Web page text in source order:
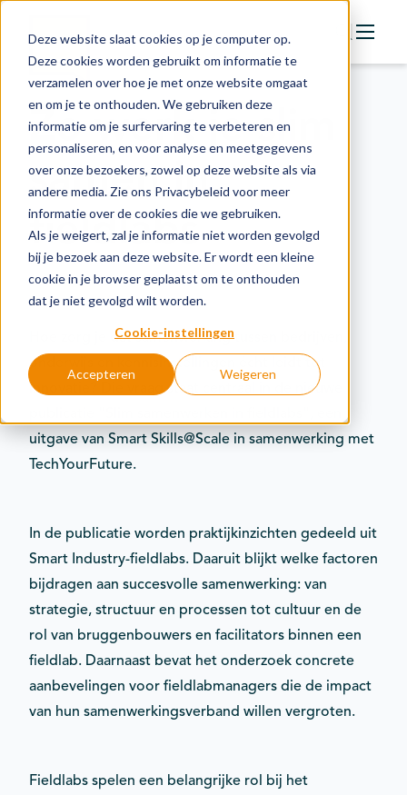
Deze website slaat cookies op je computer op.
Deze cookies worden gebruikt om informatie te
verzamelen over hoe je met onze website omgaat
en om je te onthouden. We gebruiken deze
informatie om je surfervaring te verbeteren en
personaliseren, en voor analyse en meetgegevens
over onze bezoekers, zowel op deze website als via
andere media. Zie ons Privacybeleid voor meer
informatie over de cookies die we gebruiken.
Als je weigert, zal je informatie niet worden gevolgd
bij je bezoek aan deze website. Er wordt een kleine
cookie in je browser geplaatst om te onthouden
dat je niet gevolgd wilt worden.
Cookie-instellingen
Accepteren Weigeren
Actie
Doelstellingen
Groeipaden
Actuele onderwerpen
Financiering
Nieuws
In de regio
Over organisatie
Contact
Kalender
Zo werk je slim
samen in
fieldlabs
Hoe zorg je dat samenwerking tussen bedrijven,
onderwijs en kennisinstellingen écht leidt tot
innovatie? Die vraag staat centraal in de nieuwe
uitgave van Smart Skills@Scale in samenwerking met
TechYourFuture.
In de publicatie worden praktijkinzichten gedeeld uit
Smart Industry-fieldlabs. Daaruit blijkt welke factoren
bijdragen aan succesvolle samenwerking: van
strategie, structuur en processen tot cultuur en de
rol van bruggenbouwers en facilitators binnen een
fieldlab. Daarnaast bevat het onderzoek concrete
aanbevelingen voor fieldlabmanagers die de impact
van hun samenwerkingsverband willen vergroten.
Fieldlabs spelen een belangrijke rol bij het